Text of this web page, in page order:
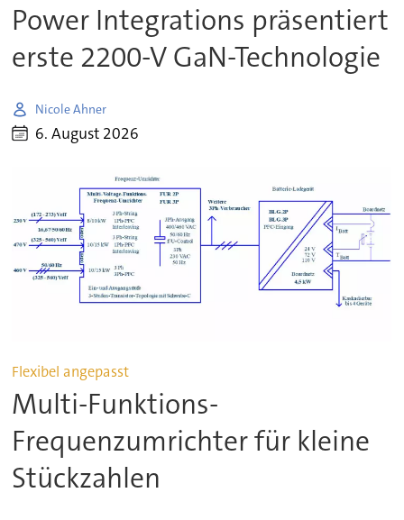
Power Integrations präsentiert
erste 2200-V GaN-Technologie
Nicole Ahner
6. August 2026
Flexibel angepasst
Multi-Funktions-
Frequenzumrichter für kleine
Stückzahlen